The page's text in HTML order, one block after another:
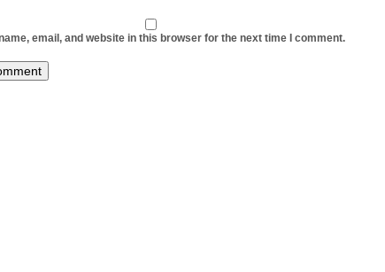
email, and website in this browser for the next time I comment.